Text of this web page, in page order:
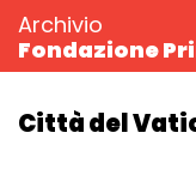
Archivio
Fondazione
Città del